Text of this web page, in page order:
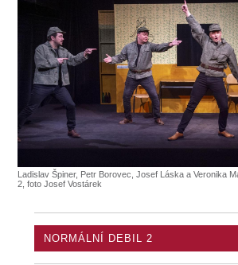
Ladislav Špiner, Petr Borovec, Josef Láska a Veronika
2, foto Josef Vostárek
NORMÁLNÍ DEBIL 2